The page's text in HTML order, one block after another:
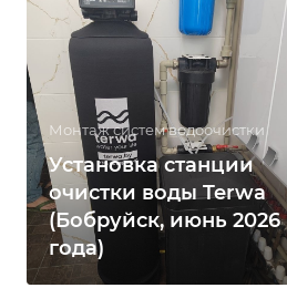
Монтаж систем водоочистки
Установка станции
очистки воды Terwa
(Бобруйск, июнь 2026
года)